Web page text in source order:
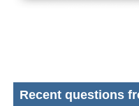
Recent questions